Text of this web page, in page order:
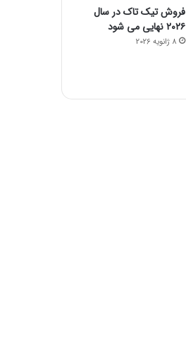
فضای مجازی
فروش تیک تاک در سال
۲۰۲۶ نهایی می شود
8 ژانویه 2026